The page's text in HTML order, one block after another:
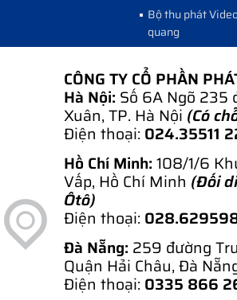
Bộ thu phát
quang
CÔNG TY CỔ PHẦN
Hà Nội: Số 6A Ngõ 235
Xuân, TP. Hà Nội (Có
Điện thoại: 024.35511
Hồ Chí Minh: 108/1/6
Vấp, Hồ Chí Minh (Đối
Ôtô)
Điện thoại:
Đà Nẵng: 259 đường
Quận Hải Châu, Đà
Điện thoại: 0335 866